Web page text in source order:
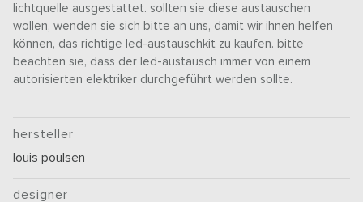
lichtquelle ausgestattet. sollten sie diese austauschen
wollen, wenden sie sich bitte an uns, damit wir ihnen helfen
können, das richtige led-austauschkit zu kaufen. bitte
beachten sie, dass der led-austausch immer von einem
autorisierten elektriker durchgeführt werden sollte.
hersteller
louis poulsen
designer